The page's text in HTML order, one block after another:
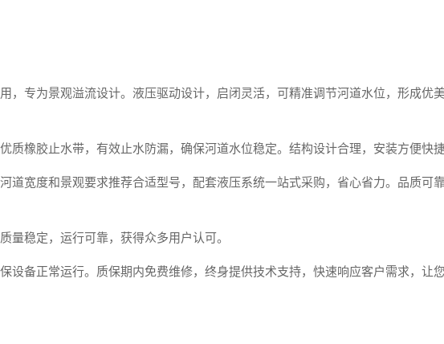
，专为景观溢流设计。液压驱动设计，启闭灵活，可精准调节河道水位，形成优
橡胶止水带，有效止水防漏，确保河道水位稳定。结构设计合理，安装方便快
道宽度和景观要求推荐合适型号，配套液压系统一站式采购，省心省力。品质可
量稳定，运行可靠，获得众多用户认可。
备正常运行。质保期内免费维修，终身提供技术支持，快速响应客户需求，让您